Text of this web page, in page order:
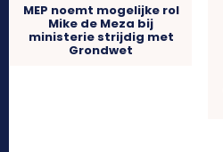
MEP noemt mogelijke rol
Mike de Meza bij
ministerie strijdig met
Grondwet